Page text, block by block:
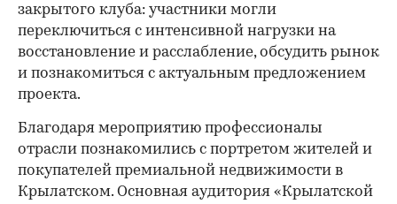
закрытого клуба: участники могли
переключиться с интенсивной нагрузки на
восстановление и расслабление, обсудить рынок
и познакомиться с актуальным предложением
проекта.
Благодаря мероприятию профессионалы
отрасли познакомились с портретом жителей и
покупателей премиальной недвижимости в
Крылатском. Основная аудитория «Крылатской